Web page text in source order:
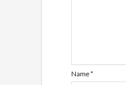
Name*